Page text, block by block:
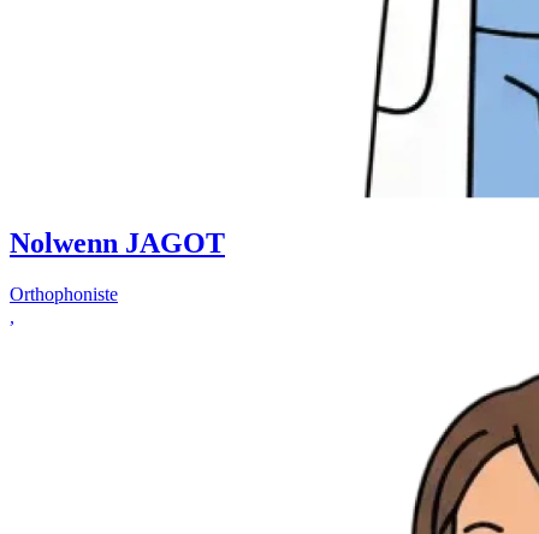
Nolwenn JAGOT
Orthophoniste